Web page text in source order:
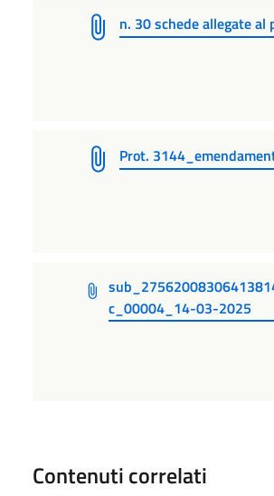
n. 30 schede allegate al
Prot.
c_00004_14-03-2025
Contenuti correlati